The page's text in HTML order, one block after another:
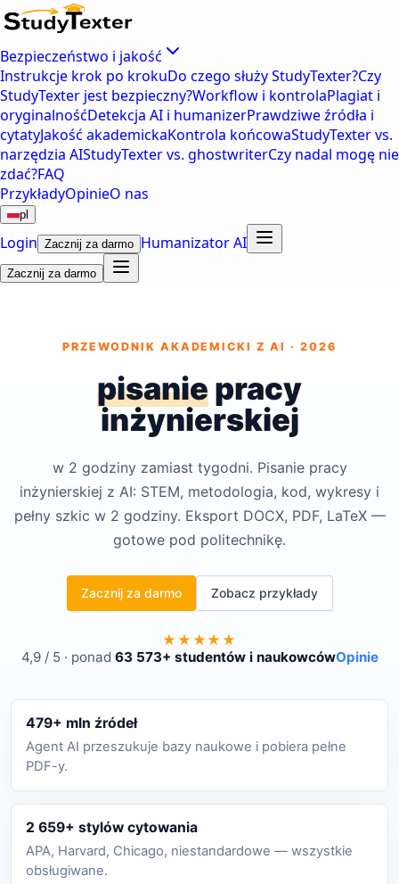
Bezpieczeństwo i jakość
Instrukcje krok po krokuDo czego służy StudyTexter?Czy
StudyTexter jest bezpieczny?Workflow i kontrolaPlagiat i
oryginalnośćDetekcja AI i humanizerPrawdziwe źródła i
cytatyJakość akademickaKontrola końcowaStudyTexter vs.
narzędzia AIStudyTexter vs. ghostwriterCzy nadal mogę nie
zdać?FAQ
PrzykładyOpinieO nas
pl
Login Zacznij za darmo Humanizator AI
Zacznij za darmo
PRZEWODNIK AKADEMICKI Z AI · 2026
pisaniepracy
inżynierskiej
w 2 godziny zamiast tygodni. Pisanie pracy
inżynierskiej z AI: STEM, metodologia, kod, wykresy i
pełny szkic w 2 godziny. Eksport DOCX, PDF, LaTeX —
gotowe pod politechnikę.
Zacznij za darmo Zobacz przykłady
★★★★★
4,9 / 5 · ponad 63 573+ studentów i naukowcówOpinie
479+ mln źródeł
Agent AI przeszukuje bazy naukowe i pobiera pełne
PDF-y.
2 659+ stylów cytowania
APA, Harvard, Chicago, niestandardowe — wszystkie
obsługiwane.